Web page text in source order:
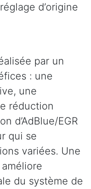
d’origine
par un
: une
une
réduction
d’AdBlue/EGR
qui se
variées. Une
du système de